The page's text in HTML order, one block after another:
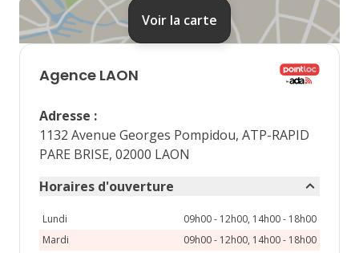
31
septembre 2026
7
14 15 16
21 22 25
Voir la carte
Agence LAON
Adresse :
1132 Avenue Georges Pompidou, ATP-RAPID
PARE BRISE, 02000 LAON
Horaires d'ouverture
Lundi
09h00 - 12h00, 14h00 - 18h00
Mardi
09h00 - 12h00, 14h00 - 18h00